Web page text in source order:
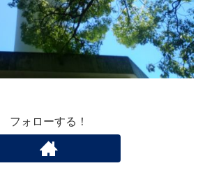
フォローする！